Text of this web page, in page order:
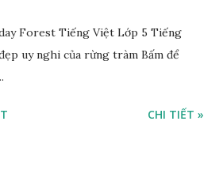
Forest Tiếng Việt Lớp 5 Tiếng
uy nghi của rừng tràm Bấm để
CHI TIẾT »